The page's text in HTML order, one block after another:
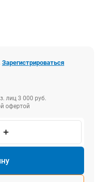
Зарегистрироваться
лиц 3 000 руб.
офертой